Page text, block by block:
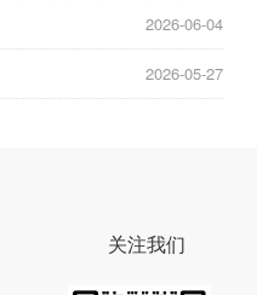
2026-06-04
2026-05-27
关注我们